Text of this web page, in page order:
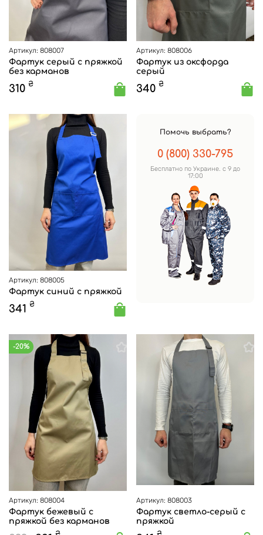
Артикул: 808007
Фартук серый с пряжкой
без карманов
310 ₴
Артикул: 808006
Фартук из оксфорда
серый
340 ₴
Артикул: 808005
Фартук синий с пряжкой
341 ₴
Помочь выбрать?
0 (800) 330-795
Бесплатно по Украине. с 9 до
17:00
-20%
Артикул: 808004
Фартук бежевый с
пряжкой без карманов
Артикул: 808003
Фартук светло-серый с
пряжкой